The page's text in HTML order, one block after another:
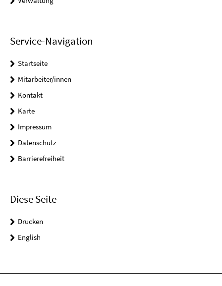
Service-Navigation
Startseite
Mitarbeiter/innen
Kontakt
Karte
Impressum
Datenschutz
Barrierefreiheit
Diese Seite
Drucken
English